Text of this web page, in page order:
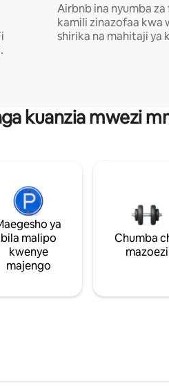
Airbnb ina nyumba
kamili zinazofaa kwa
shirika na mahitaji ya
kuanzia mwezi
ya
bila malipo
kwenye
majengo
Chumba
mazoezi